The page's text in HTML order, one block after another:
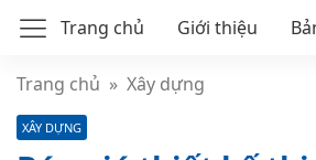
Trang chủ Giới thiệu
Trang chủ » Xây dựng
XÂY DỰNG